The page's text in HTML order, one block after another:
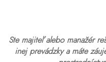
Ste majiteľ alebo manažér
inej prevádzky a máte